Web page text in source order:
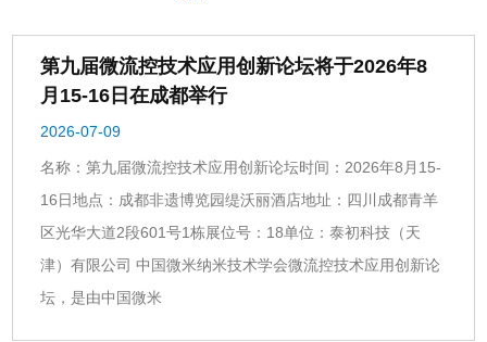
Chemistry
第九届微流控技术应用创新论坛将于2026年8
月15-16日在成都举行
2026-07-09
名称：第九届微流控技术应用创新论坛时间：2026年8月15-
16日地点：成都非遗博览园缇沃丽酒店地址：四川成都青羊
区光华大道2段601号1栋展位号：18单位：泰初科技（天
津）有限公司 中国微米纳米技术学会微流控技术应用创新论
坛，是由中国微米